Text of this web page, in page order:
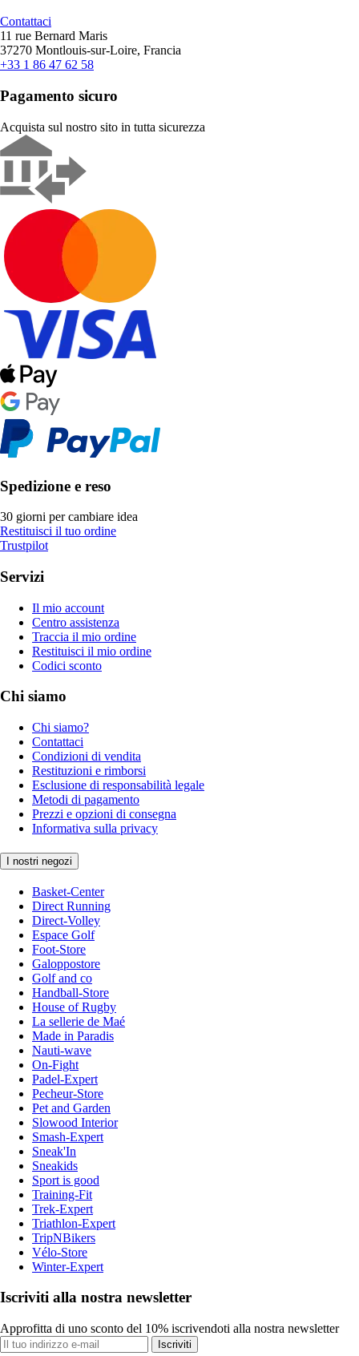
Contattaci
11 rue Bernard Maris
37270 Montlouis-sur-Loire, Francia
+33 1 86 47 62 58
Pagamento sicuro
Acquista sul nostro sito in tutta sicurezza
Spedizione e reso
30 giorni per cambiare idea
Restituisci il tuo ordine
Trustpilot
Servizi
Il mio account
Centro assistenza
Traccia il mio ordine
Restituisci il mio ordine
Codici sconto
Chi siamo
Chi siamo?
Contattaci
Condizioni di vendita
Restituzioni e rimborsi
Esclusione di responsabilità legale
Metodi di pagamento
Prezzi e opzioni di consegna
Informativa sulla privacy
I nostri negozi
Basket-Center
Direct Running
Direct-Volley
Espace Golf
Foot-Store
Galoppostore
Golf and co
Handball-Store
House of Rugby
La sellerie de Maé
Made in Paradis
Nauti-wave
On-Fight
Padel-Expert
Pecheur-Store
Pet and Garden
Slowood Interior
Smash-Expert
Sneak'In
Sneakids
Sport is good
Training-Fit
Trek-Expert
Triathlon-Expert
TripNBikers
Vélo-Store
Winter-Expert
Iscriviti alla nostra newsletter
Approfitta di uno sconto del 10% iscrivendoti alla nostra newsletter
Iscriviti